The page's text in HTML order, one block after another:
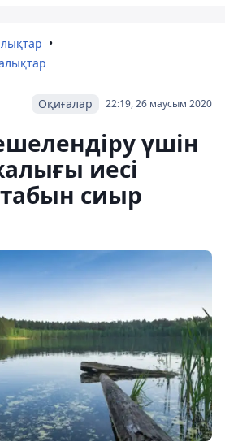
22:19, 26 маусым 2020
Оқиғалар
үшін
иесі
табын сиыр